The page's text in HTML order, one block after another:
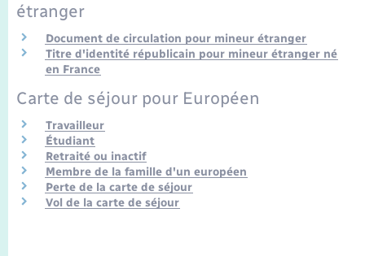
étranger
Document de circulation pour mineur étranger
Titre d'identité républicain pour mineur étranger né
en France
Carte de séjour pour Européen
Travailleur
Étudiant
Retraité ou inactif
Membre de la famille d'un européen
Perte de la carte de séjour
Vol de la carte de séjour